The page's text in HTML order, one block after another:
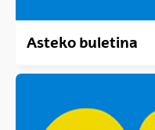
Asteko buletina